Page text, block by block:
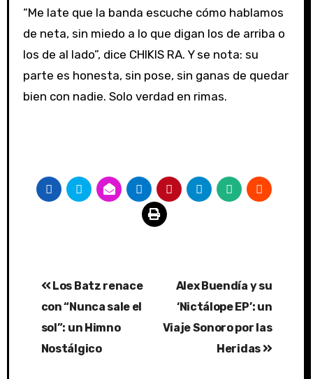
“Me late que la banda escuche cómo hablamos
de neta, sin miedo a lo que digan los de arriba o
los de al lado”, dice CHIKIS RA. Y se nota: su
parte es honesta, sin pose, sin ganas de quedar
bien con nadie. Solo verdad en rimas.
navigation
Los Batz renace
con “Nunca sale el
sol”: un Himno
Nostálgico
Alex Buendía y su
‘Nictálope EP’: un
Viaje Sonoro por las
Heridas